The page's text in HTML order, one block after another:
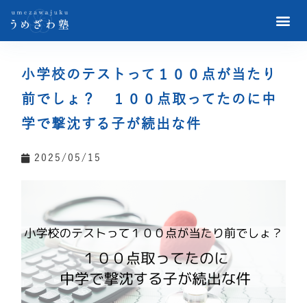
小学校のテストって１００点が当たり
前でしょ？ １００点取ってたのに中
学で撃沈する子が続出な件
2025/05/15